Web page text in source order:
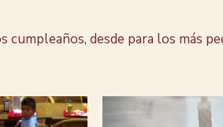
desde para los más